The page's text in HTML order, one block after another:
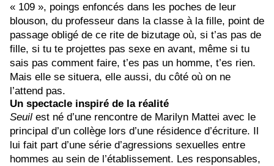
« 109 », poings enfoncés dans les poches de leur
blouson, du professeur dans la classe à la fille, point de
passage obligé de ce rite de bizutage où, si t’as pas de
fille, si tu te projettes pas sexe en avant, même si tu
sais pas comment faire, t’es pas un homme, t’es rien.
Mais elle se situera, elle aussi, du côté où on ne
l’attend pas.
Un spectacle inspiré de la réalité
Seuil est né d’une rencontre de Marilyn Mattei avec le
principal d’un collège lors d’une résidence d’écriture. Il
lui fait part d’une série d’agressions sexuelles entre
hommes au sein de l’établissement. Les responsables,